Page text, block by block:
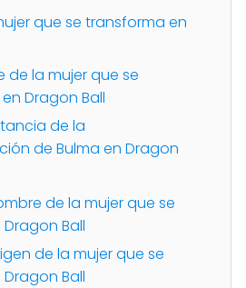
que se transforma en
de la mujer que se
Dragon Ball
de la
de Bulma en Dragon
de la mujer que se
Ball
de la mujer que se
Ball